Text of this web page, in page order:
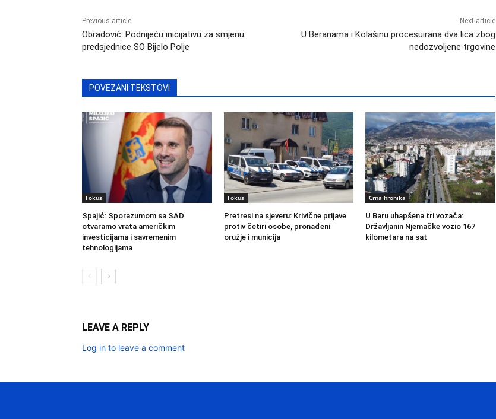
Previous article
Obradović: Podnijeću inicijativu za smjenu
predsjednice SO Bijelo Polje
Next article
U Beranama i Kolašinu procesuirana dva lica zbog
nedozvoljene trgovine
POVEZANI TEKSTOVI
Fokus
Spajić: Sporazumom sa SAD
otvaramo vrata američkim
investicijama i savremenim
tehnologijama
Fokus
Pretresi na sjeveru: Krivične prijave
protiv četiri osobe, pronađeni
oružje i municija
Crna hronika
U Baru uhapšena tri vozača:
Državljanin Njemačke vozio 167
kilometara na sat
LEAVE A REPLY
Log in to leave a comment